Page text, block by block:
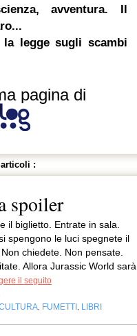
avventura. Il
la legge sugli scambi
pagina di
:
spoiler
il biglietto. Entrate in sala.
spengono le luci spegnete il
chiedete. Non pensate.
Allora Jurassic World sarà
il seguito
FUMETTI LIBRI